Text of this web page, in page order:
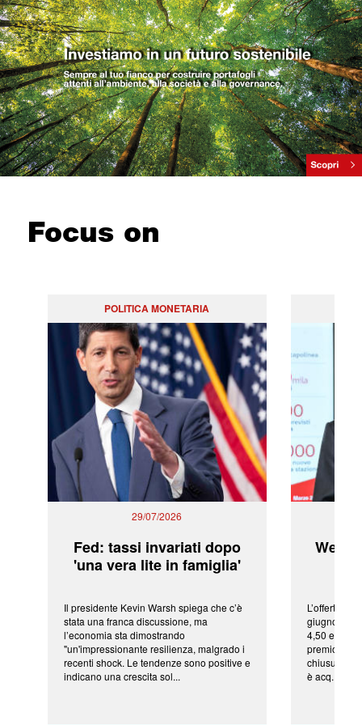
Focus on
POLITICA MONETARIA
29/07/2026
Fed: tassi invariati dopo
'una vera lite in famiglia'
Il presidente Kevin Warsh spiega che c’è
stata una franca discussione, ma
l’economia sta dimostrando
"un'impressionante resilienza, malgrado i
recenti shock. Le tendenze sono positive e
indicano una crescita sol...
L’offerta
giugno da
4,50 euro
premio di
chiusura
è acq...